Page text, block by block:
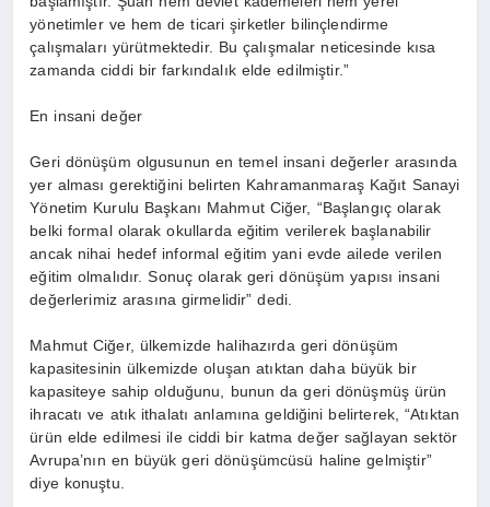
yönetimler ve hem de ticari şirketler bilinçlendirme
çalışmaları yürütmektedir. Bu çalışmalar neticesinde kısa
zamanda ciddi bir farkındalık elde edilmiştir.”
En insani değer
Geri dönüşüm olgusunun en temel insani değerler arasında
yer alması gerektiğini belirten Kahramanmaraş Kağıt Sanayi
Yönetim Kurulu Başkanı Mahmut Ciğer, “Başlangıç olarak
belki formal olarak okullarda eğitim verilerek başlanabilir
ancak nihai hedef informal eğitim yani evde ailede verilen
eğitim olmalıdır. Sonuç olarak geri dönüşüm yapısı insani
değerlerimiz arasına girmelidir” dedi.
Mahmut Ciğer, ülkemizde halihazırda geri dönüşüm
kapasitesinin ülkemizde oluşan atıktan daha büyük bir
kapasiteye sahip olduğunu, bunun da geri dönüşmüş ürün
ihracatı ve atık ithalatı anlamına geldiğini belirterek, “Atıktan
ürün elde edilmesi ile ciddi bir katma değer sağlayan sektör
Avrupa’nın en büyük geri dönüşümcüsü haline gelmiştir”
diye konuştu.